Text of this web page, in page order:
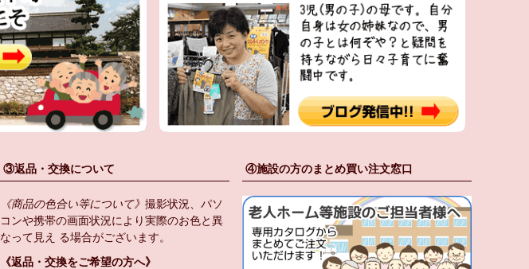
へ
③返品・交換について
《商品の色合い等について》 撮影状況、パソ
コンや携帯の画面状況により実際のお色と異
なって見え る場合がございます。
《返品・交換をご希望の方へ》
④施設の方のまとめ買い注文窓口